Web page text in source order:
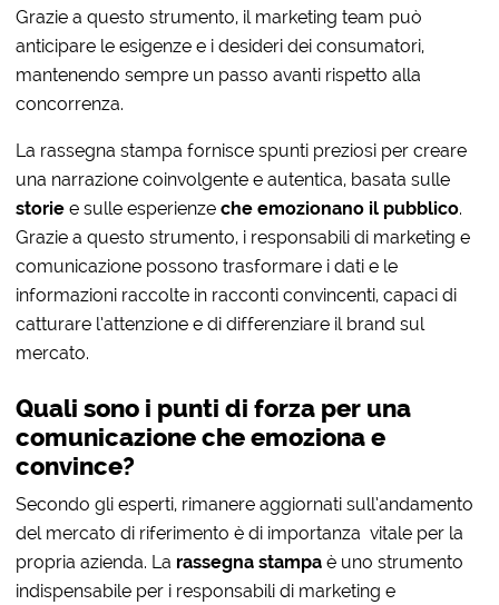
Grazie a questo strumento, il marketing team può
anticipare le esigenze e i desideri dei consumatori,
mantenendo sempre un passo avanti rispetto alla
concorrenza.
La rassegna stampa fornisce spunti preziosi per creare
una narrazione coinvolgente e autentica, basata sulle
storie e sulle esperienzeche emozionano il pubblico.
Grazie a questo strumento, i responsabili di marketing e
comunicazione possono trasformare i dati e le
informazioni raccolte in racconti convincenti, capaci di
catturare l’attenzione e di differenziare il brand sul
mercato.
Quali sono i punti di forza per una
comunicazione che emoziona e
convince?
Secondo gli esperti, rimanere aggiornati sull’andamento
del mercato di riferimento è di importanza vitale per la
propria azienda. La rassegna stampa è uno strumento
indispensabile per i responsabili di marketing e